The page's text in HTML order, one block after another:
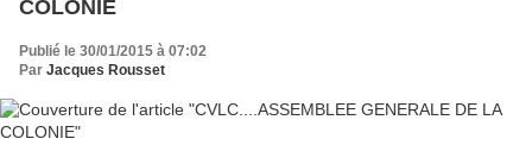
COLONIE
Publié le 30/01/2015 à 07:02
Par Jacques Rousset